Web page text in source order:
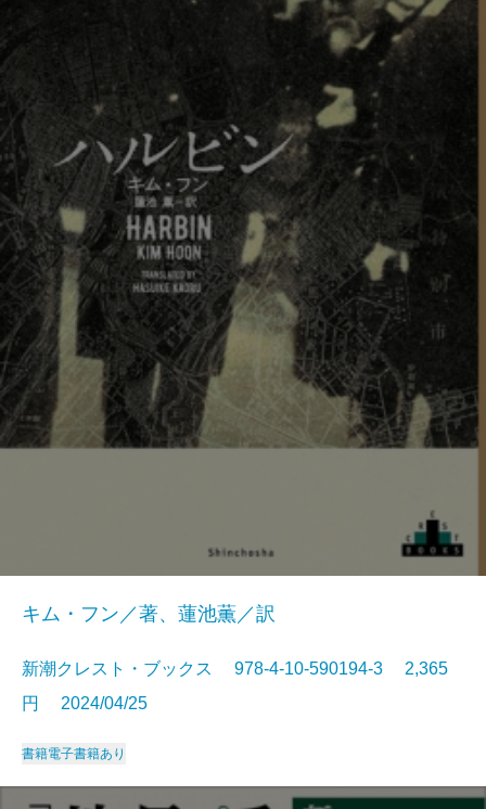
キム・フン／著、蓮池薫／訳
新潮クレスト・ブックス 978-4-10-590194-3 2,365
円 2024/04/25
書籍電子書籍あり